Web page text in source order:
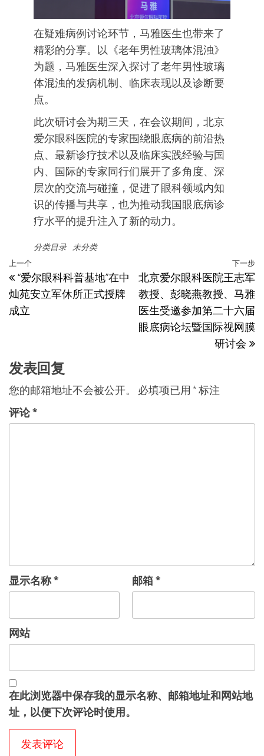
在疑难病例讨论环节，马雅医生也带来了
精彩的分享。以《老年男性玻璃体混浊》
为题，马雅医生深入探讨了老年男性玻璃
体混浊的发病机制、临床表现以及诊断要
点。
此次研讨会为期三天，在会议期间，北京
爱尔眼科医院的专家围绕眼底病的前沿热
点、最新诊疗技术以及临床实践经验与国
内、国际的专家同行们展开了多角度、深
层次的交流与碰撞，促进了眼科领域内知
识的传播与共享，也为推动我国眼底病诊
疗水平的提升注入了新的动力。
分类目录 未分类
文
章
导
上
一
篇
文
上一个
“爱尔眼科科普基地”在中
灿苑安立军休所正式授牌
成立
下一步
北京爱尔眼科医院王志军
教授、彭晓燕教授、马雅
医生受邀参加第二十六届
眼底病论坛暨国际视网膜
研讨会
发表回复
您的邮箱地址不会被公开。 必填项已用 *标注
评论*
显示名称* 邮箱*
网站
在此浏览器中保存我的显示名称、邮箱地址和网站地
址，以便下次评论时使用。